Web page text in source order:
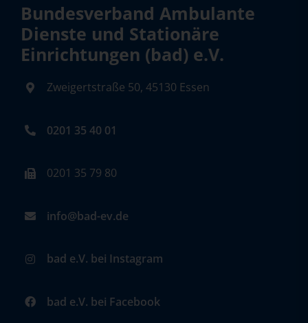
Bundesverband Ambulante
Dienste und Stationäre
Einrichtungen (bad) e.V.
Zweigertstraße 50, 45130 Essen
0201 35 40 01
0201 35 79 80
info@bad-ev.de
bad e.V. bei Instagram
bad e.V. bei Facebook